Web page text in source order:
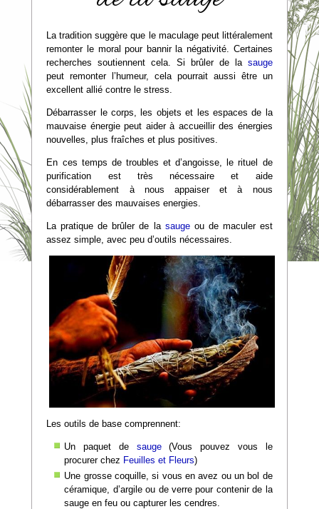
La tradition suggère que le maculage peut littéralement
remonter le moral pour bannir la négativité. Certaines
recherches soutiennent cela. Si brûler de la sauge
peut remonter l’humeur, cela pourrait aussi être un
excellent allié contre le stress.
Débarrasser le corps, les objets et les espaces de la
mauvaise énergie peut aider à accueillir des énergies
nouvelles, plus fraîches et plus positives.
En ces temps de troubles et d’angoisse, le rituel de
purification est très nécessaire et aide
considérablement à nous appaiser et à nous
débarrasser des mauvaises energies.
La pratique de brûler de la saugeou de maculer est
assez simple, avec peu d’outils nécessaires.
Les outils de base comprennent:
Un paquet de sauge(Vous pouvez vous le
procurer chez Feuilles et Fleurs)
Une grosse coquille, si vous en avez ou un bol de
céramique, d’argile ou de verre pour contenir de la
sauge en feu ou capturer les cendres.